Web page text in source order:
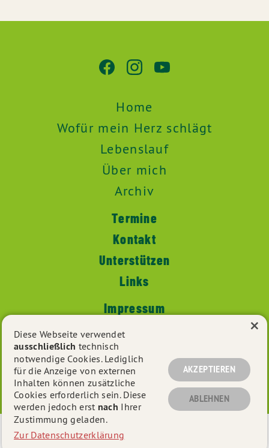
Home
Wofür mein Herz schlägt
Lebenslauf
Über mich
Archiv
Termine
Kontakt
Unterstützen
Links
Impressum
Datenschutz
© 2026Matthias Brinkmann - Alle Rechte vorbehalten.
Eine schnelle 🚀 und mobiloptimierte 📱 Webseite der
neuesten Generation von
Diese Webseite verwendet
ausschließlich technisch
notwendige Cookies. Lediglich
für die Anzeige von externen
Inhalten können zusätzliche
Cookies erforderlich sein. Diese
werden jedoch erst nach Ihrer
Zustimmung geladen.
Zur Datenschutzerklärung
AKZEPTIEREN
ABLEHNEN
×